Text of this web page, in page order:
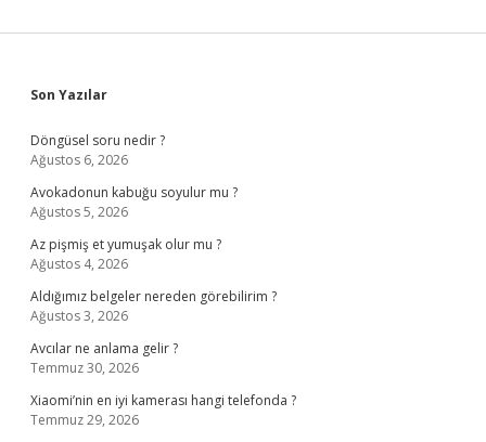
Sidebar
Son Yazılar
Döngüsel soru nedir ?
Ağustos 6, 2026
Avokadonun kabuğu soyulur mu ?
Ağustos 5, 2026
Az pişmiş et yumuşak olur mu ?
Ağustos 4, 2026
Aldığımız belgeler nereden görebilirim ?
Ağustos 3, 2026
Avcılar ne anlama gelir ?
Temmuz 30, 2026
Xiaomi’nin en iyi kamerası hangi telefonda ?
Temmuz 29, 2026